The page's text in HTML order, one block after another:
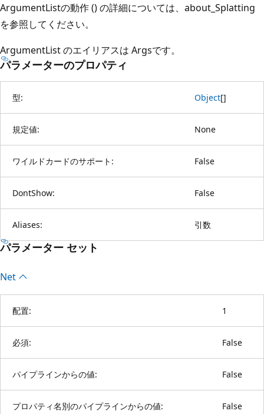
ArgumentListの動作 () の詳細については、 about_Splatting
を参照してください。
ArgumentListのエイリアスは Argsです。
パラメーターのプロパティ
型: Object[]
規定値: None
ワイルドカードのサポート: False
DontShow: False
Aliases: 引数
パラメーター セット
Net
配置: 1
必須: False
パイプラインからの値: False
プロパティ名別のパイプラインからの値: False